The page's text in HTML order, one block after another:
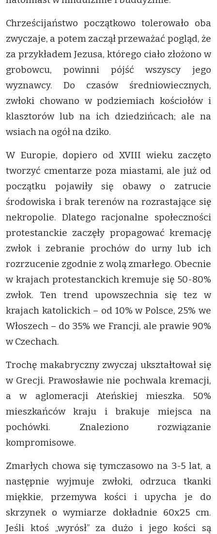
Chrześcijaństwo początkowo tolerowało oba
zwyczaje, a potem zaczął przeważać pogląd, że
za przykładem Jezusa, którego ciało złożono w
grobowcu, powinni pójść wszyscy jego
wyznawcy. Do czasów średniowiecznych,
zwłoki chowano w podziemiach kościołów i
klasztorów lub na ich dziedzińcach; ale na
wsiach na ogół na dziko.
W Europie, dopiero od XVIII wieku zaczęto
tworzyć cmentarze poza miastami, ale już od
początku pojawiły się obawy o zatrucie
środowiska i brak terenów na rozrastające się
nekropolie. Dlatego racjonalne społeczności
protestanckie zaczęły propagować kremację
zwłok i zebranie prochów do urny lub ich
rozrzucenie zgodnie z wolą zmarłego. Obecnie
w krajach protestanckich kremuje się 50-80%
zwłok. Ten trend upowszechnia się tez w
krajach katolickich – od 10% w Polsce, 25% we
Włoszech – do 35% we Francji, ale prawie 90%
w Czechach.
Trochę makabryczny zwyczaj ukształtował się
w Grecji. Prawosławie nie pochwala kremacji,
a w aglomeracji Ateńskiej mieszka. 50%
mieszkańców kraju i brakuje miejsca na
pochówki. Znaleziono rozwiązanie
kompromisowe.
Zmarłych chowa się tymczasowo na 3-5 lat, a
następnie wyjmuje zwłoki, odrzuca tkanki
miękkie, przemywa kości i upycha je do
skrzynek o wymiarze dokładnie 60x25 cm.
Jeśli ktoś „wyrósł” za dużo i jego kości są